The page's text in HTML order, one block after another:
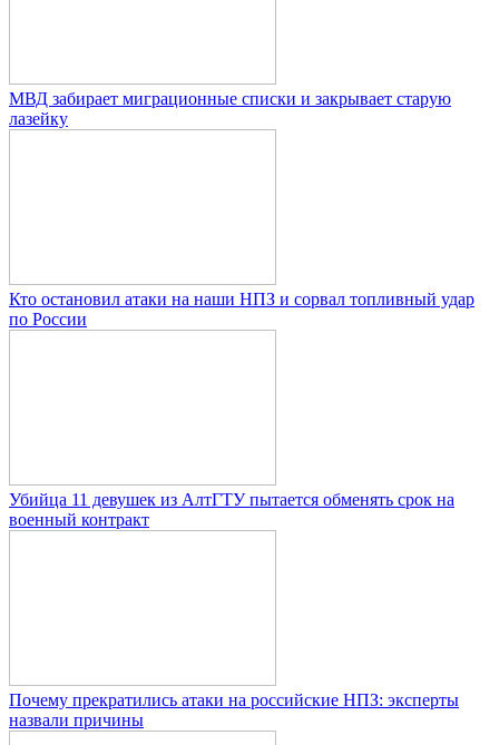
МВД забирает миграционные списки и закрывает старую
лазейку
Кто остановил атаки на наши НПЗ и сорвал топливный удар
по России
Убийца 11 девушек из АлтГТУ пытается обменять срок на
военный контракт
Почему прекратились атаки на российские НПЗ: эксперты
назвали причины